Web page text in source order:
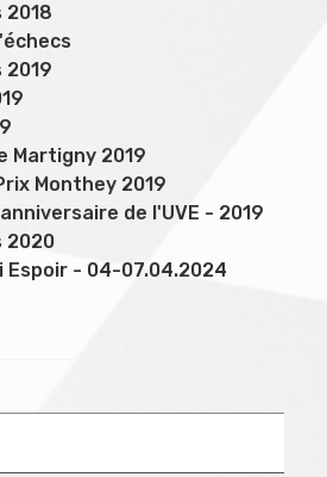
2018
2019
Martigny 2019
Monthey 2019
de l'UVE - 2019
2020
Espoir - 04-07.04.2024